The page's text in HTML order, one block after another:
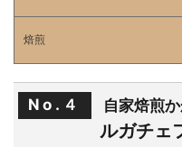
焙煎
No.４ 自家焙煎
ルガチェ